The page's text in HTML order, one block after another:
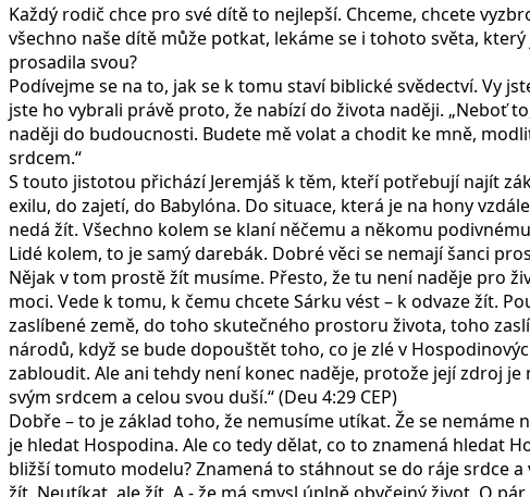
Každý rodič chce pro své dítě to nejlepší. Chceme, chcete
všechno naše dítě může potkat, lekáme se i tohoto světa,
prosadila svou?
Podívejme se na to, jak se k tomu staví biblické svědectví. Vy
jste ho vybrali právě proto, že nabízí do života naději. „Neboť
naději do budoucnosti. Budete mě volat a chodit ke mně,
srdcem.“
S touto jistotou přichází Jeremjáš k těm, kteří potřebují najít
exilu, do zajetí, do Babylóna. Do situace, která je na hony
nedá žít. Všechno kolem se klaní něčemu a někomu
Lidé kolem, to je samý darebák. Dobré věci se nemají šanci
Nějak v tom prostě žít musíme. Přesto, že tu není naděje pro
moci. Vede k tomu, k čemu chcete Sárku vést – k odvaze žít.
zaslíbené země, do toho skutečného prostoru života, toho
národů, když se bude dopouštět toho, co je zlé v
zabloudit. Ale ani tehdy není konec naděje, protože její zdroj
svým srdcem a celou svou duší.“ (Deu 4:29 CEP)
Dobře – to je základ toho, že nemusíme utíkat. Že se
je hledat Hospodina. Ale co tedy dělat, co to znamená hledat
bližší tomuto modelu? Znamená to stáhnout se do ráje srdce